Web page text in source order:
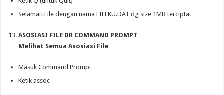
Selamat! File dengan nama FILEKU.DAT dg size 1MB tercipta!
ASOSIASI FILE DR COMMAND PROMPT
Melihat Semua Asosiasi File
Masuk Command Prompt
Ketik assoc